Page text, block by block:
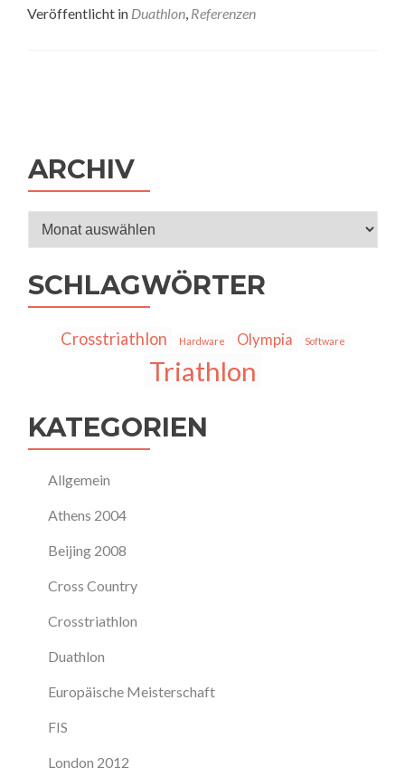
Veröffentlicht in Duathlon, Referenzen
ARCHIV
Archiv
SCHLAGWÖRTER
Crosstriathlon Hardware Olympia Software
Triathlon
KATEGORIEN
Allgemein
Athens 2004
Beijing 2008
Cross Country
Crosstriathlon
Duathlon
Europäische Meisterschaft
FIS
London 2012